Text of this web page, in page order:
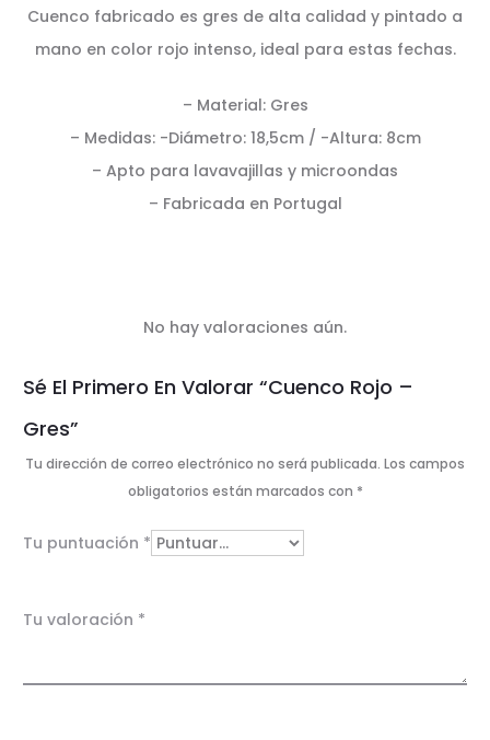
Cuenco fabricado es gres de alta calidad y pintado a
mano en color rojo intenso, ideal para estas fechas.
– Material: Gres
– Medidas: -Diámetro: 18,5cm / -Altura: 8cm
– Apto para lavavajillas y microondas
– Fabricada en Portugal
V
a
l
r
c
o
No hay valoraciones aún.
Sé El Primero En Valorar “Cuenco Rojo –
Gres”
Tu dirección de correo electrónico no será publicada. Los campos
obligatorios están marcados con *
Tu puntuación *
Tu valoración *